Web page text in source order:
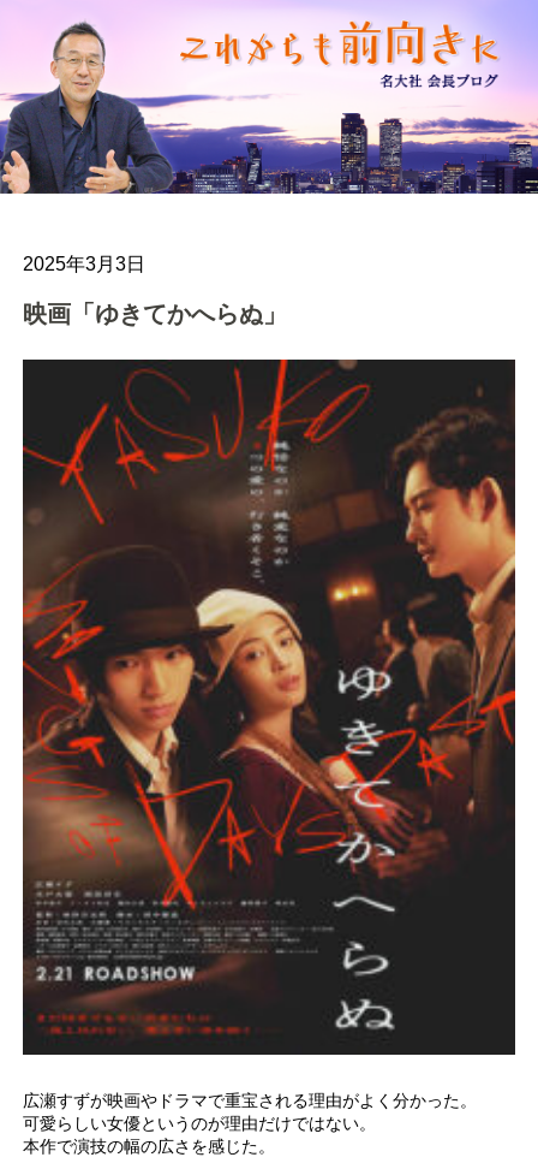
2025年3月3日
映画「ゆきてかへらぬ」
広瀬すずが映画やドラマで重宝される理由がよく分かった。
可愛らしい女優というのが理由だけではない。
本作で演技の幅の広さを感じた。